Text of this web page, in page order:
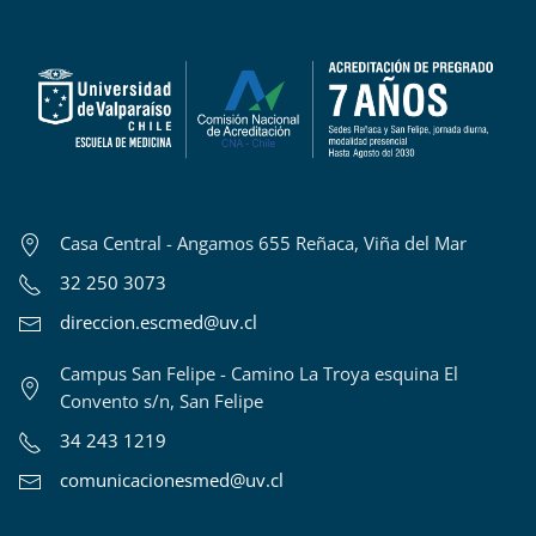
Casa Central - Angamos 655 Reñaca, Viña del Mar
32 250 3073
direccion.escmed@uv.cl
Campus San Felipe - Camino La Troya esquina El
Convento s/n, San Felipe
34 243 1219
comunicacionesmed@uv.cl